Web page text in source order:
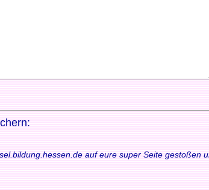
auf eure super Seite